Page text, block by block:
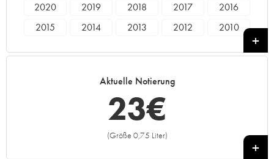
2020 2019 2018 2017
2016
2015
2014 2013 2012
2010
Aktuelle Notierung
23€
(Größe 0,75 Liter)
+